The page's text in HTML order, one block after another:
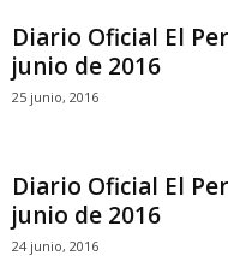
Diario Oficial El
junio de 2016
25 junio, 2016
Diario Oficial El
junio de 2016
24 junio, 2016